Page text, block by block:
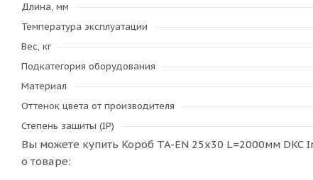
Длина, мм
Температура эксплуатации
Вес, кг
Подкатегория оборудования
Материал
Оттенок цвета от производителя
Степень защиты (IP)
Вы можете купить Короб TA-EN 25x30 L=2000мм
о товаре: